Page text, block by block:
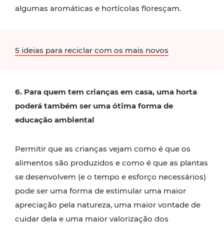
algumas aromáticas e hortícolas floresçam.
5 ideias para reciclar com os mais novos
6. Para quem tem crianças em casa, uma horta
poderá também ser uma ótima forma de
educação ambiental
Permitir que as crianças vejam como é que os
alimentos são produzidos e como é que as plantas
se desenvolvem (e o tempo e esforço necessários)
pode ser uma forma de estimular uma maior
apreciação pela natureza, uma maior vontade de
cuidar dela e uma maior valorização dos